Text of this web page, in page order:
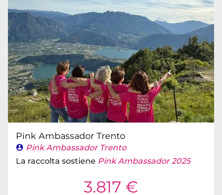
Pink Ambassador Trento
Pink Ambassador Trento
La raccolta sostiene Pink Ambassador 2025
3.817 €